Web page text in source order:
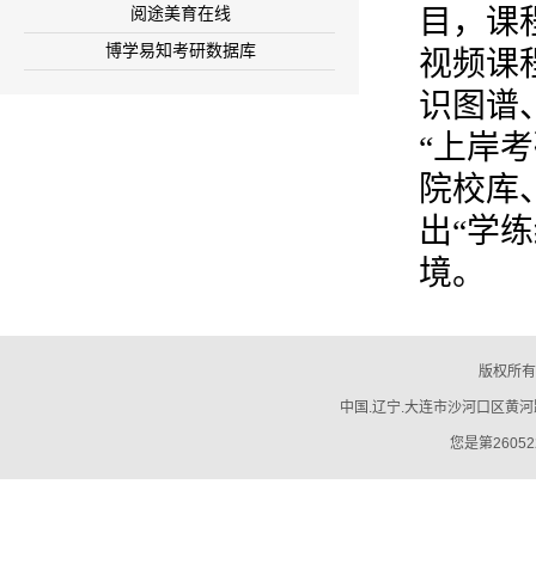
阅途美育在线
博学易知考研数据库
目，课
视频课
识图谱
“上岸
院校库
出“学
境。
版权所
中国.辽宁.大连市沙河口区黄
您是第